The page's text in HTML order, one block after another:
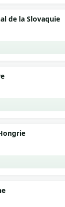
de la Slovaquie